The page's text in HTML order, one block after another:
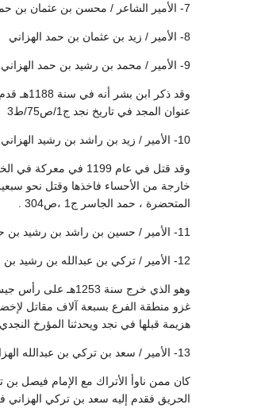
7- الأمير الشاعر / محسن بن عثمان بن حمد الهزاني
8- الأمير / زيد بن عثمان بن حمد الهزاني
9- الأمير / محمد بن رشيد بن حمد الهزاني:
وقد
عنوان المجد في تاريخ نجد ج1/ص75/ط3
10- الأمير / زيد بن راشد بن رشيد الهزاني:
خارجة من الأحساء فاخذها وقتل نحو
المتحضرة ، حمد الجاسر ج1 ،ص304 .
11- الأمير / حسين بن راشد بن رشيد بن حمد الهزاني قتل في معركة غبيرا
12- الأمير / تركي بن عبدالله بن رشيد بن حمد الهزاني:
وهو الذي خرج
غزو منطقة الفرع بسبعة آلاف مقاتل
هزيمة قبلها في نجد ويحدثنا المؤرخ النجدي
13- الأمير / سعد بن تركي بن عبدالله الهزاني:
الحريق فقدم إليه سعد بن تركي الهزاني